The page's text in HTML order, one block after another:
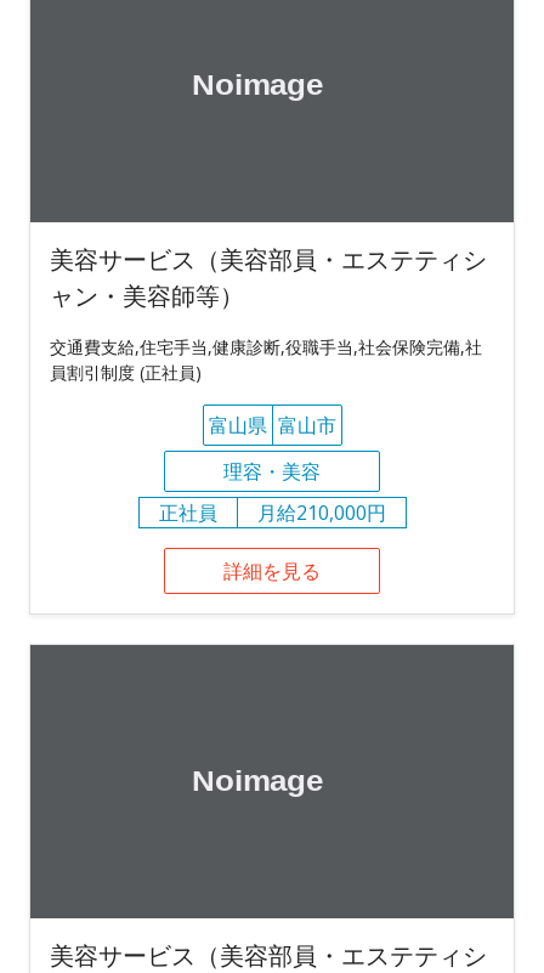
美容サービス（美容部員・エステティシ
ャン・美容師等）
交通費支給,住宅手当,健康診断,役職手当,社会保険完備,社
員割引制度 (正社員)
富山県 富山市
理容・美容
正社員
月給210,000円
詳細を見る
美容サービス（美容部員・エステティシ